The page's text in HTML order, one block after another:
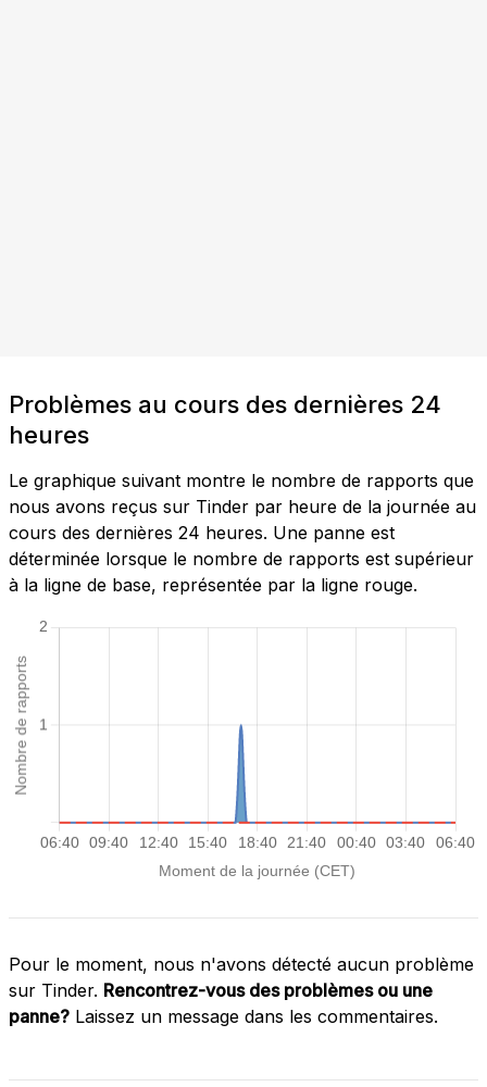
Problèmes au cours des dernières 24
heures
Le graphique suivant montre le nombre de rapports que
nous avons reçus sur Tinder par heure de la journée au
cours des dernières 24 heures. Une panne est
déterminée lorsque le nombre de rapports est supérieur
à la ligne de base, représentée par la ligne rouge.
Pour le moment, nous n'avons détecté aucun problème
sur Tinder. Rencontrez-vous des problèmes ou une
panne? Laissez un message dans les commentaires.